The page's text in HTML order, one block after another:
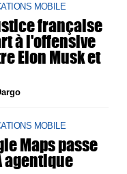
MOBILE
française
à l'offensive
Elon Musk et
MOBILE
Maps passe
agentique